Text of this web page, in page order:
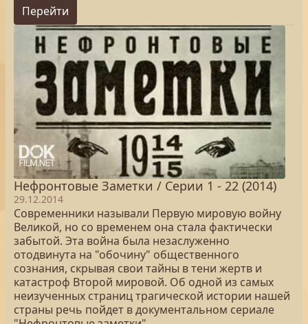
Перейти
Нефронтовые Заметки / Серии 1 - 22 (2014)
29.12.2014
Современники называли Первую мировую войну
Великой, но со временем она стала фактически
забытой. Эта война была незаслуженно
отодвинута на "обочину" общественного
сознания, скрывая свои тайны в тени жертв и
катастроф Второй мировой. Об одной из самых
неизученных страниц трагической истории нашей
страны речь пойдет в документальном сериале